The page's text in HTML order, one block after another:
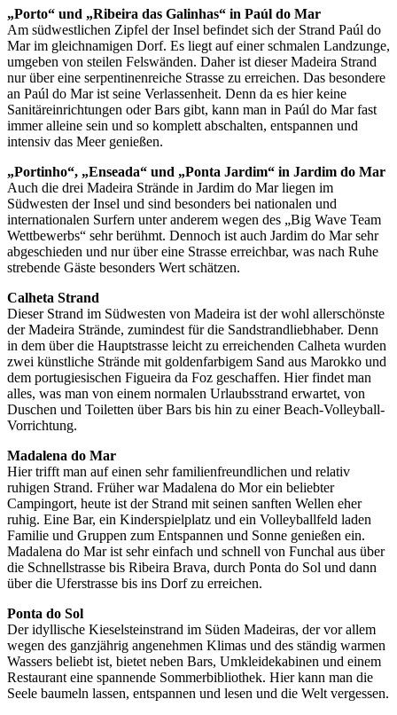
„Porto“ und „Ribeira das Galinhas“ in Paúl do Mar
Am südwestlichen Zipfel der Insel befindet sich der Strand Paúl do
Mar im gleichnamigen Dorf. Es liegt auf einer schmalen Landzunge,
umgeben von steilen Felswänden. Daher ist dieser Madeira Strand
nur über eine serpentinenreiche Strasse zu erreichen. Das besondere
an Paúl do Mar ist seine Verlassenheit. Denn da es hier keine
Sanitäreinrichtungen oder Bars gibt, kann man in Paúl do Mar fast
immer alleine sein und so komplett abschalten, entspannen und
intensiv das Meer genießen.
„Portinho“, „Enseada“ und „Ponta Jardim“ in Jardim do Mar
Auch die drei Madeira Strände in Jardim do Mar liegen im
Südwesten der Insel und sind besonders bei nationalen und
internationalen Surfern unter anderem wegen des „Big Wave Team
Wettbewerbs“ sehr berühmt. Dennoch ist auch Jardim do Mar sehr
abgeschieden und nur über eine Strasse erreichbar, was nach Ruhe
strebende Gäste besonders Wert schätzen.
Calheta Strand
Dieser Strand im Südwesten von Madeira ist der wohl allerschönste
der Madeira Strände, zumindest für die Sandstrandliebhaber. Denn
in dem über die Hauptstrasse leicht zu erreichenden Calheta wurden
zwei künstliche Strände mit goldenfarbigem Sand aus Marokko und
dem portugiesischen Figueira da Foz geschaffen. Hier findet man
alles, was man von einem normalen Urlaubsstrand erwartet, von
Duschen und Toiletten über Bars bis hin zu einer Beach-Volleyball-
Vorrichtung.
Madalena do Mar
Hier trifft man auf einen sehr familienfreundlichen und relativ
ruhigen Strand. Früher war Madalena do Mor ein beliebter
Campingort, heute ist der Strand mit seinen sanften Wellen eher
ruhig. Eine Bar, ein Kinderspielplatz und ein Volleyballfeld laden
Familie und Gruppen zum Entspannen und Sonne genießen ein.
Madalena do Mar ist sehr einfach und schnell von Funchal aus über
die Schnellstrasse bis Ribeira Brava, durch Ponta do Sol und dann
über die Uferstrasse bis ins Dorf zu erreichen.
Ponta do Sol
Der idyllische Kieselsteinstrand im Süden Madeiras, der vor allem
wegen des ganzjährig angenehmen Klimas und des ständig warmen
Wassers beliebt ist, bietet neben Bars, Umkleidekabinen und einem
Restaurant eine spannende Sommerbibliothek. Hier kann man die
Seele baumeln lassen, entspannen und lesen und die Welt vergessen.